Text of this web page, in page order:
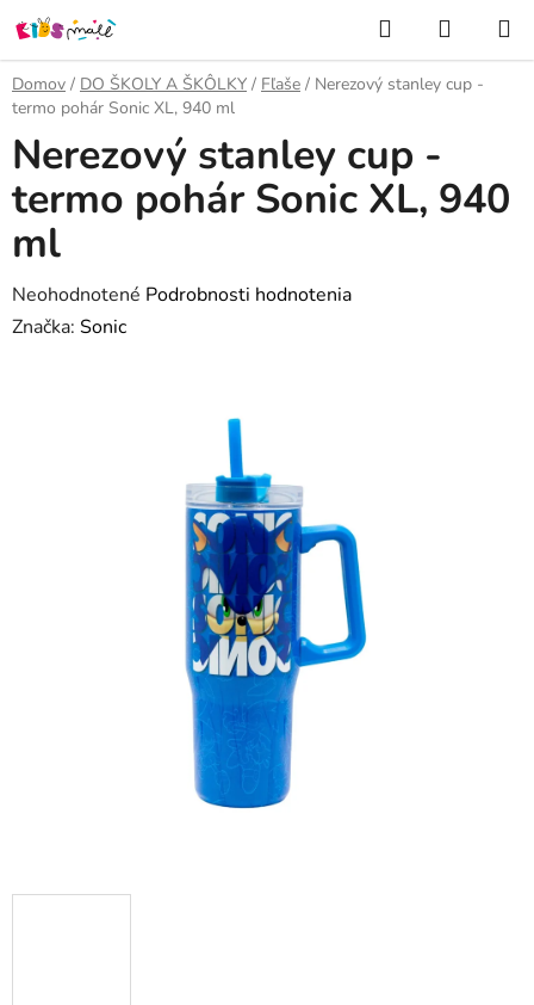
Prejsť
na
obsah
Hľadať
KOŠÍK
Domov / DO ŠKOLY A ŠKÔLKY / Fľaše / Nerezový stanley cup -
termo pohár Sonic XL, 940 ml
Nerezový stanley cup -
termo pohár Sonic XL, 940
ml
Priemerné
hodnotenie
Neohodnotené Podrobnosti hodnotenia
Značka: Sonic